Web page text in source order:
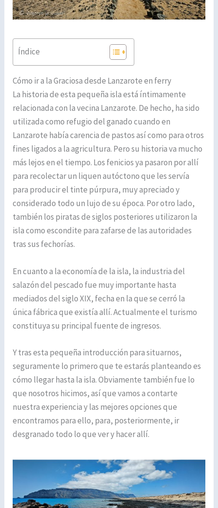
Índice
Cómo ir a la Graciosa desde Lanzarote en ferry
La historia de esta pequeña isla está íntimamente
relacionada con la vecina Lanzarote. De hecho, ha sido
utilizada como refugio del ganado cuando en
Lanzarote había carencia de pastos así como para otros
fines ligados a la agricultura. Pero su historia va mucho
más lejos en el tiempo. Los fenicios ya pasaron por allí
para recolectar un liquen autóctono que les servía
para producir el tinte púrpura, muy apreciado y
considerado todo un lujo de su época. Por otro lado,
también los piratas de siglos posteriores utilizaron la
isla como escondite para zafarse de las autoridades
tras sus fechorías.
En cuanto a la economía de la isla, la industria del
salazón del pescado fue muy importante hasta
mediados del siglo XIX, fecha en la que se cerró la
única fábrica que existía allí. Actualmente el turismo
constituya su principal fuente de ingresos.
Y tras esta pequeña introducción para situarnos,
seguramente lo primero que te estarás planteando es
cómo llegar hasta la isla. Obviamente también fue lo
que nosotros hicimos, así que vamos a contarte
nuestra experiencia y las mejores opciones que
encontramos para ello, para, posteriormente, ir
desgranado todo lo que ver y hacer allí.